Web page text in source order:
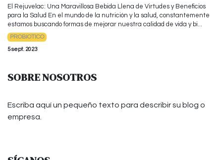
El Rejuvelac: Una Maravillosa Bebida Llena de Virtudes y Beneficios
para la Salud En el mundo de la nutrición y la salud, constantemente
estamos buscando formas de mejorar nuestra calidad de vida y bi...
PROBIOTICO
5 sept. 2023
SOBRE NOSOTROS
Escriba aquí un pequeño texto para describir su blog o
empresa.